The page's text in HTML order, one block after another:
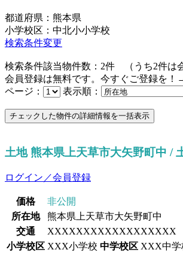
都道府県：熊本県
小学校区：中北小小学校
検索条件変更
検索条件該当物件数： 2件 （うち2件は
会員登録は無料です。今すぐご登録を！
ページ：
表示順：
土地 熊本県上天草市大矢野町中 /
ログイン／会員登録
価格
非公開
所在地
熊本県上天草市大矢野町中
交通
XXXXXXXXXXXXXXXXXX
小学校区 XXX小学校 中学校区 XXX中学